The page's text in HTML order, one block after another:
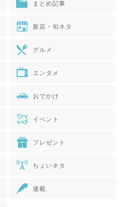
まとめ記事
新店・旬ネタ
グルメ
エンタメ
おでかけ
イベント
プレゼント
ちょいネタ
連載